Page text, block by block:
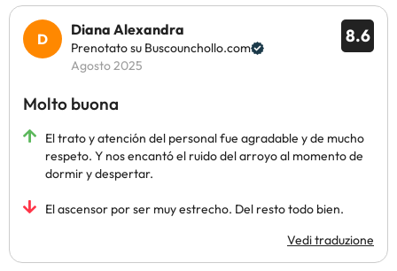
8.6
Diana Alexandra
Prenotato su Buscounchollo.com
Agosto 2025
Molto buona
El trato y atención del personal fue agradable y de mucho
respeto. Y nos encantó el ruido del arroyo al momento de
dormir y despertar.
El ascensor por ser muy estrecho. Del resto todo bien.
Vedi traduzione